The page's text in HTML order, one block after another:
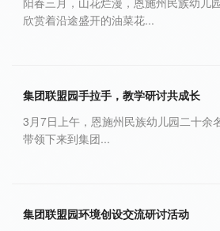
欣赏着沿途盛开的油菜花...
集团联盟园手拉手，教学研讨共成长
3月7日上午，恩施州民族幼儿园二十余
带领下来到集团...
集团联盟园环境创设交流研讨活动